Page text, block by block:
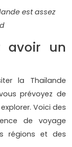
est assez
avoir un
la Thaïlande
prévoyez de
Voici des
de voyage
régions et des